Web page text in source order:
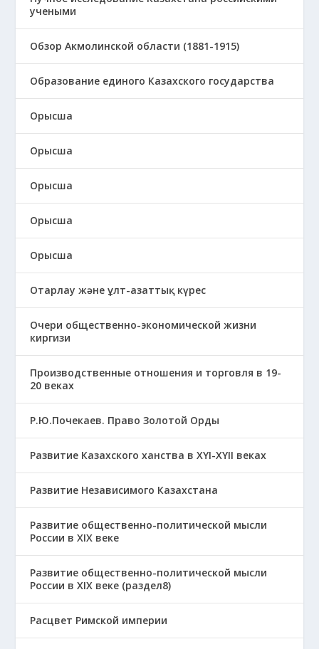
учеными
Обзор Акмолинской области (1881-1915)
Образование единого Казахского государства
Орысша
Орысша
Орысша
Орысша
Орысша
Отарлау және ұлт-азаттық күрес
Очери общественно-экономической жизни
киргизи
Производственные отношения и торговля в 19-
20 веках
Р.Ю.Почекаев. Право Золотой Орды
Развитие Казахского ханства в ХҮІ-ХҮІІ веках
Развитие Независимого Казахстана
Развитие общественно-политической мысли
России в XIX веке
Развитие общественно-политической мысли
России в XIX веке (раздел8)
Расцвет Римской империи